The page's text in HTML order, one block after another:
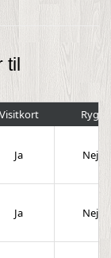
til
Visitkort
Ryg
Ja Nej
Ja Nej